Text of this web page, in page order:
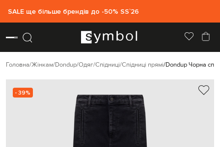
SALE ще більше брендів до -50% SS`26
Головна Жінкам Dondup Одяг Спідниці Спідниці прямі Dondup Чорна
- 39%